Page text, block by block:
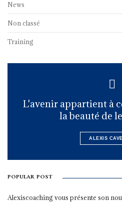
News
Non classé
Training
L'avenir appartient à
la beauté de
ALEXIS
POPULAR POST
Alexiscoaching vous présente son